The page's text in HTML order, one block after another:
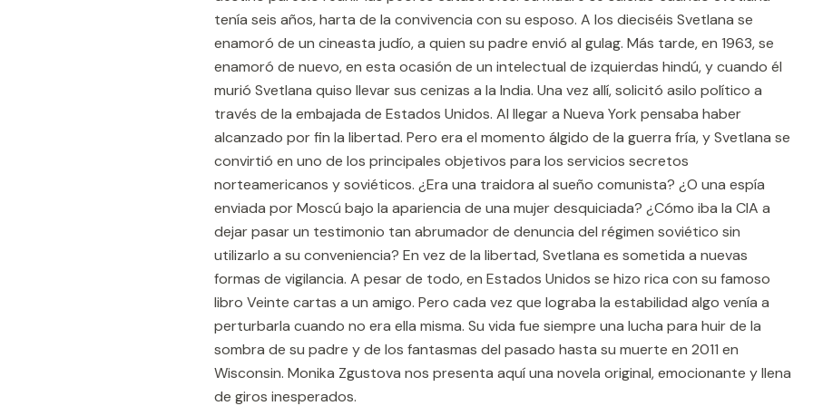
tenía seis años, harta de la convivencia con su esposo. A los dieciséis Svetlana se
enamoró de un cineasta judío, a quien su padre envió al gulag. Más tarde, en 1963, se
enamoró de nuevo, en esta ocasión de un intelectual de izquierdas hindú, y cuando él
murió Svetlana quiso llevar sus cenizas a la India. Una vez allí, solicitó asilo político a
través de la embajada de Estados Unidos. Al llegar a Nueva York pensaba haber
alcanzado por fin la libertad. Pero era el momento álgido de la guerra fría, y Svetlana se
convirtió en uno de los principales objetivos para los servicios secretos
norteamericanos y soviéticos. ¿Era una traidora al sueño comunista? ¿O una espía
enviada por Moscú bajo la apariencia de una mujer desquiciada? ¿Cómo iba la CIA a
dejar pasar un testimonio tan abrumador de denuncia del régimen soviético sin
utilizarlo a su conveniencia? En vez de la libertad, Svetlana es sometida a nuevas
formas de vigilancia. A pesar de todo, en Estados Unidos se hizo rica con su famoso
libro Veinte cartas a un amigo. Pero cada vez que lograba la estabilidad algo venía a
perturbarla cuando no era ella misma. Su vida fue siempre una lucha para huir de la
sombra de su padre y de los fantasmas del pasado hasta su muerte en 2011 en
Wisconsin. Monika Zgustova nos presenta aquí una novela original, emocionante y llena
de giros inesperados.